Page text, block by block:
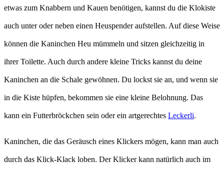
etwas zum Knabbern und Kauen benötigen, kannst du die Klokiste
auch unter oder neben einen Heuspender aufstellen. Auf diese Weise
können die Kaninchen Heu mümmeln und sitzen gleichzeitig in
ihrer Toilette. Auch durch andere kleine Tricks kannst du deine
Kaninchen an die Schale gewöhnen. Du lockst sie an, und wenn sie
in die Kiste hüpfen, bekommen sie eine kleine Belohnung. Das
kann ein Futterbröckchen sein oder ein artgerechtes Leckerli.
Kaninchen, die das Geräusch eines Klickers mögen, kann man auch
durch das Klick-Klack loben. Der Klicker kann natürlich auch im